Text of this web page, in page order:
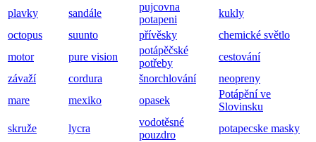
plavky
sandále
pujcovna
potapeni
kukly
octopus
suunto přívěsky
chemické světlo
motor
pure vision
potápěčské
potřeby
cestování
závaží
cordura šnorchlování
neopreny
mare
mexiko opasek
Potápění ve
Slovinsku
skruže
lycra
vodotěsné
pouzdro
potapecske masky